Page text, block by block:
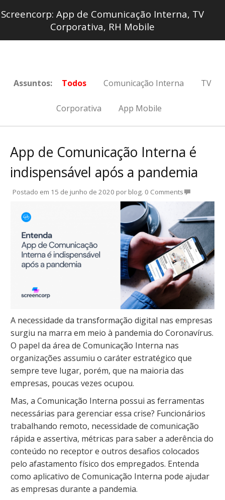
Screencorp: App de Comunicação Interna, TV
Corporativa, RH Mobile
Assuntos: Todos Comunicação Interna TV
Corporativa App Mobile
App de Comunicação Interna é
indispensável após a pandemia
Postado em 15 de junho de 2020 por blog. 0 Comments
A necessidade da transformação digital nas empresas
surgiu na marra em meio à pandemia do Coronavírus.
O papel da área de Comunicação Interna nas
organizações assumiu o caráter estratégico que
sempre teve lugar, porém, que na maioria das
empresas, poucas vezes ocupou.
Mas, a Comunicação Interna possui as ferramentas
necessárias para gerenciar essa crise? Funcionários
trabalhando remoto, necessidade de comunicação
rápida e assertiva, métricas para saber a aderência do
conteúdo no receptor e outros desafios colocados
pelo afastamento físico dos empregados. Entenda
como aplicativo de Comunicação Interna pode ajudar
as empresas durante a pandemia.